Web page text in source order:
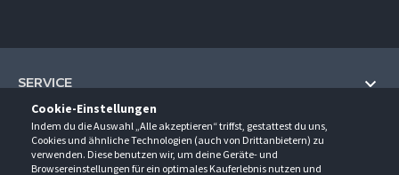
Cookie-Einstellungen
Indem du die Auswahl „Alle akzeptieren“ triffst, gestattest du uns,
Cookies und ähnliche Technologien (auch von Drittanbietern) zu
verwenden. Diese benutzen wir, um deine Geräte- und
Browsereinstellungen für ein optimales Kauferlebnis nutzen und
SERVICE
Hilfe und Information
Fragen und Antworten (FAQ)
Kontakt
UNTERNEHMEN
Über uns